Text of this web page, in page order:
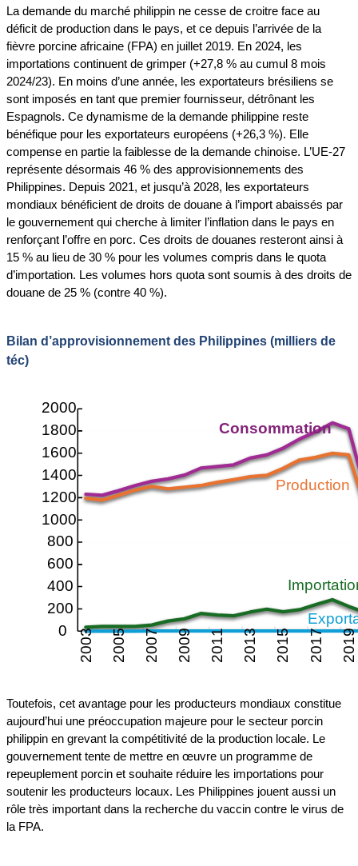
La demande du marché philippin ne cesse de croitre face au
déficit de production dans le pays, et ce depuis l’arrivée de la
fièvre porcine africaine (FPA) en juillet 2019. En 2024, les
importations continuent de grimper (+27,8 % au cumul 8 mois
2024/23). En moins d’une année, les exportateurs brésiliens se
sont imposés en tant que premier fournisseur, détrônant les
Espagnols. Ce dynamisme de la demande philippine reste
bénéfique pour les exportateurs européens (+26,3 %). Elle
compense en partie la faiblesse de la demande chinoise. L’UE-27
représente désormais 46 % des approvisionnements des
Philippines. Depuis 2021, et jusqu’à 2028, les exportateurs
mondiaux bénéficient de droits de douane à l’import abaissés par
le gouvernement qui cherche à limiter l’inflation dans le pays en
renforçant l’offre en porc. Ces droits de douanes resteront ainsi à
15 % au lieu de 30 % pour les volumes compris dans le quota
d’importation. Les volumes hors quota sont soumis à des droits de
douane de 25 % (contre 40 %).
Bilan d’approvisionnement des Philippines (milliers de
téc)
Toutefois, cet avantage pour les producteurs mondiaux constitue
aujourd’hui une préoccupation majeure pour le secteur porcin
philippin en grevant la compétitivité de la production locale. Le
gouvernement tente de mettre en œuvre un programme de
repeuplement porcin et souhaite réduire les importations pour
soutenir les producteurs locaux. Les Philippines jouent aussi un
rôle très important dans la recherche du vaccin contre le virus de
la FPA.